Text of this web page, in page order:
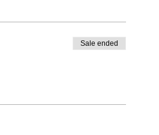
Sale ended